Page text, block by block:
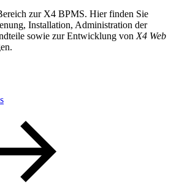
zur X4 BPMS. Hier finden Sie
Installation, Administration der
sowie zur Entwicklung von X4 Web